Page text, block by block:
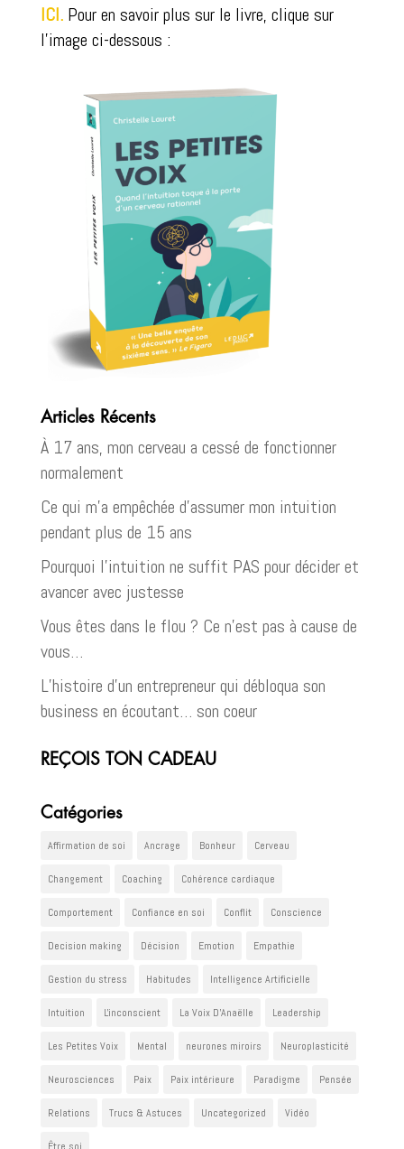
ICI.Pour en savoir plus sur le livre, clique sur
l'image ci-dessous :
Articles Récents
À 17 ans, mon cerveau a cessé de fonctionner
normalement
Ce qui m’a empêchée d’assumer mon intuition
pendant plus de 15 ans
Pourquoi l’intuition ne suffit PAS pour décider et
avancer avec justesse
Vous êtes dans le flou ? Ce n’est pas à cause de
vous…
L’histoire d’un entrepreneur qui débloqua son
business en écoutant… son coeur
REÇOIS TON CADEAU
Catégories
Affirmation de soi Ancrage Bonheur Cerveau
Changement Coaching Cohérence cardiaque
Comportement Confiance en soi Conflit Conscience
Decision making Décision Emotion Empathie
Gestion du stress Habitudes Intelligence Artificielle
Intuition L'inconscient La Voix D'Anaëlle Leadership
Les Petites Voix Mental neurones miroirs Neuroplasticité
Neurosciences Paix Paix intérieure Paradigme Pensée
Relations Trucs & Astuces Uncategorized Vidéo
Être soi